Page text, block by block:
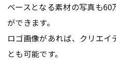
ベースとなる素材の写真も
ができます。
ロゴ画像があれば、クリエイ
とも可能です。